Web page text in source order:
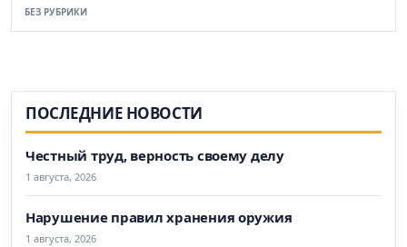
БЕЗ РУБРИКИ
ПОСЛЕДНИЕ НОВОСТИ
Честный труд, верность своему делу
1 августа, 2026
Нарушение правил хранения оружия
1 августа, 2026